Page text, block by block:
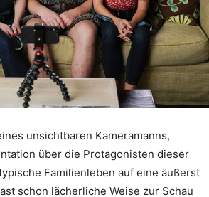
unsichtbaren Kameramanns,
über die Protagonisten dieser
Familienleben auf eine äußerst
schon lächerliche Weise zur Schau